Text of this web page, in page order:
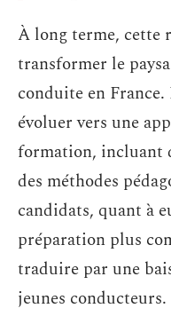
À long terme, cette
transformer le
conduite en
évoluer vers une
formation, incluant
des méthodes
candidats, quant à
préparation plus
traduire par une
jeunes conducteurs.